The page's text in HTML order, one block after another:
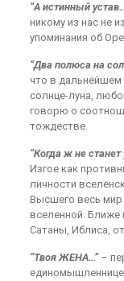
“А истинный
никому из нас не
упоминания об
“Два полюса на
что в дальнейшем
солнце-луна,
говорю о
тождестве.
“Когда ж не
Изгое как
личности
Высшего весь мир
вселенной. Ближе
Сатаны, Иблиса,
“Твоя ЖЕНА…”–